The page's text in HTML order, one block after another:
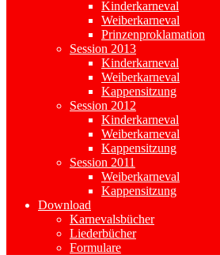
Kinderkarneval
Weiberkarneval
Prinzenproklamation
Session 2013
Kinderkarneval
Weiberkarneval
Kappensitzung
Session 2012
Kinderkarneval
Weiberkarneval
Kappensitzung
Session 2011
Weiberkarneval
Kappensitzung
Download
Karnevalsbücher
Liederbücher
Formulare